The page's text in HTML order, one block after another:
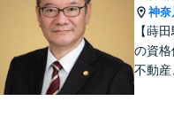
神奈
【蒔
の資
不動産